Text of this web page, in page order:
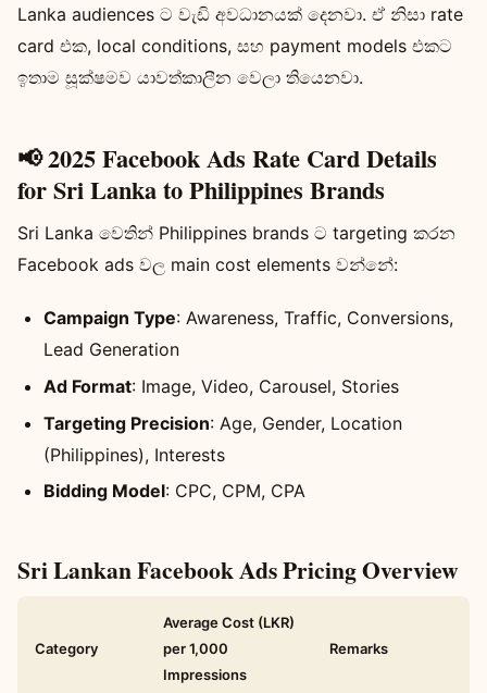
Lanka audiences ට වැඩි අවධානයක් දෙනවා. ඒ නිසා rate
card එක, local conditions, සහ payment models එකට
ඉතාම සූක්ෂමව යාවත්කාලීන වෙලා තියෙනවා.
📢 2025 Facebook Ads Rate Card Details
for Sri Lanka to Philippines Brands
Sri Lanka වෙතින් Philippines brands ට targeting කරන
Facebook ads වල main cost elements වන්නේ:
Campaign Type: Awareness, Traffic, Conversions,
Lead Generation
Ad Format: Image, Video, Carousel, Stories
Targeting Precision: Age, Gender, Location
(Philippines), Interests
Bidding Model: CPC, CPM, CPA
Sri Lankan Facebook Ads Pricing Overview
Category
Average Cost (LKR)
per 1,000
Impressions
Remarks